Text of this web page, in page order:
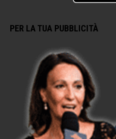
PER LA TUA PUBBLICITÀ